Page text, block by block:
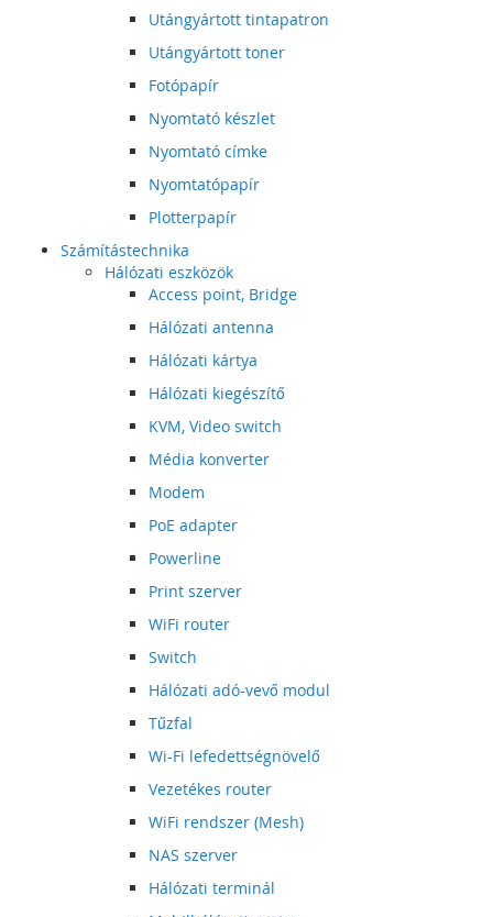
Utángyártott tintapatron
Utángyártott toner
Fotópapír
Nyomtató készlet
Nyomtató címke
Nyomtatópapír
Plotterpapír
Számítástechnika
Hálózati eszközök
Access point, Bridge
Hálózati antenna
Hálózati kártya
Hálózati kiegészítő
KVM, Video switch
Média konverter
Modem
PoE adapter
Powerline
Print szerver
WiFi router
Switch
Hálózati adó-vevő modul
Tűzfal
Wi-Fi lefedettségnövelő
Vezetékes router
WiFi rendszer (Mesh)
NAS szerver
Hálózati terminál